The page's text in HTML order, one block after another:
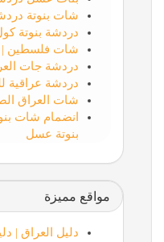
شات بنوتة
دردشة بنوتة
شات فلسطين |
دردشة جات
دردشة عراقية
شات العراق
انضمام شات
بنوتة عسل
مواقع مميزة
دليل العراق |